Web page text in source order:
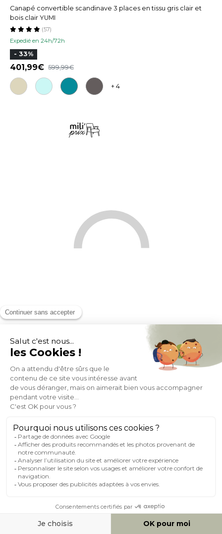
Canapé convertible scandinave 3 places en tissu gris clair et
bois clair YUMI
Expedié en 24h/72h
(57)
- 33%
401,99 599,99
+ 4
Canapé d'angle convertible réversible avec coffre 3 places en
tissu chenille terre brûlée et bois clair ORSO
Expédié sous 3 sem
(11)
599,00